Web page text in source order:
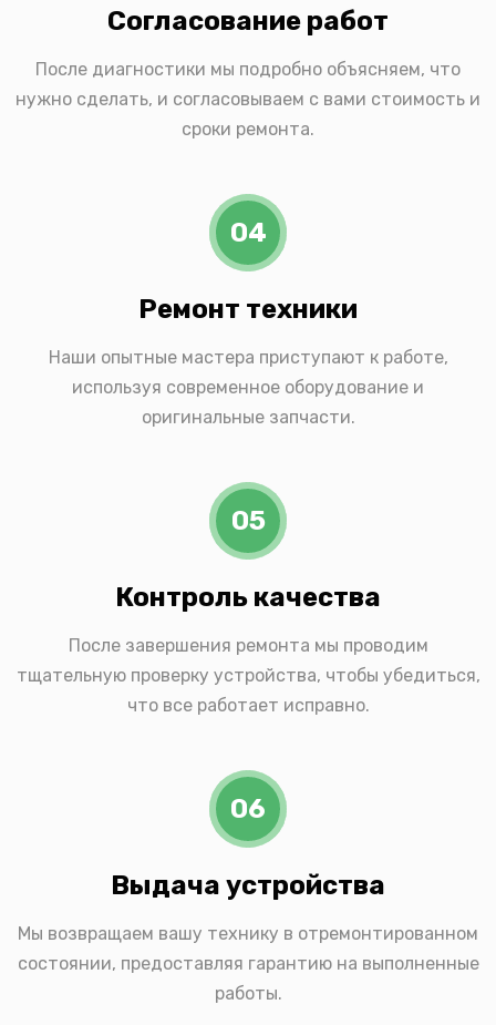
Согласование работ
После диагностики мы подробно объясняем, что
нужно сделать, и согласовываем с вами стоимость и
сроки ремонта.
04
Ремонт техники
Наши опытные мастера приступают к работе,
используя современное оборудование и
оригинальные запчасти.
05
Контроль качества
После завершения ремонта мы проводим
тщательную проверку устройства, чтобы убедиться,
что все работает исправно.
06
Выдача устройства
Мы возвращаем вашу технику в отремонтированном
состоянии, предоставляя гарантию на выполненные
работы.